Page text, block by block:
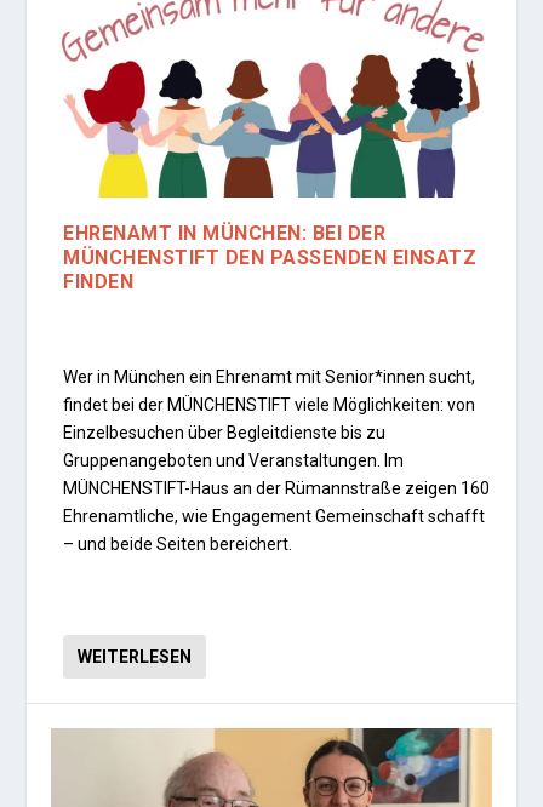
EHRENAMT IN MÜNCHEN: BEI DER
MÜNCHENSTIFT DEN PASSENDEN EINSATZ
FINDEN
Wer in München ein Ehrenamt mit Senior*innen sucht,
findet bei der MÜNCHENSTIFT viele Möglichkeiten: von
Einzelbesuchen über Begleitdienste bis zu
Gruppenangeboten und Veranstaltungen. Im
MÜNCHENSTIFT-Haus an der Rümannstraße zeigen 160
Ehrenamtliche, wie Engagement Gemeinschaft schafft
– und beide Seiten bereichert.
WEITERLESEN